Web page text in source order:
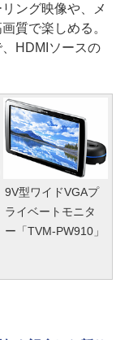
ング映像や、メ
質で楽しめる。
HDMIソースの
9V型ワイドVGAプ
ライベートモニタ
ー「TVM-PW910」